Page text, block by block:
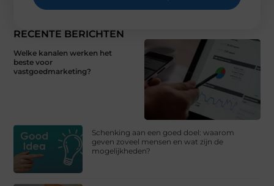
RECENTE BERICHTEN
Welke kanalen werken het
beste voor
vastgoedmarketing?
Schenking aan een goed doel: waarom
geven zoveel mensen en wat zijn de
mogelijkheden?